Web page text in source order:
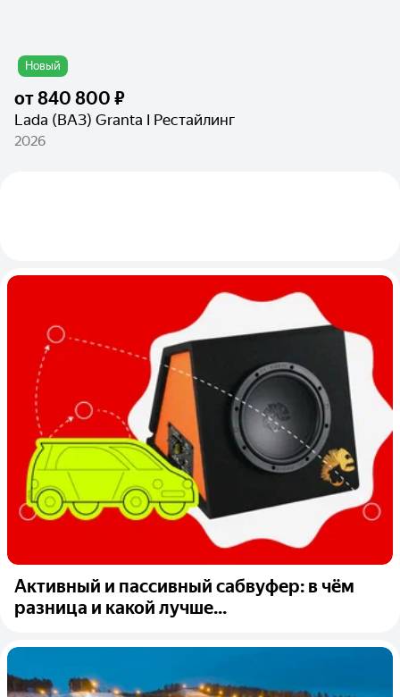
Новый
от840 800 ₽
Lada (ВАЗ) Granta I Рестайлинг
2026
Активный и пассивный сабвуфер: в чём
разница и какой лучше...